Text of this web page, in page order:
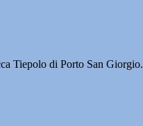
Tiepolo di Porto San Giorgio.